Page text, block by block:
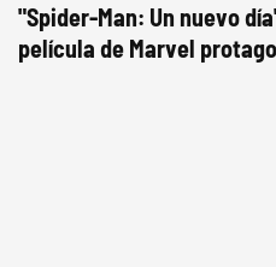
"Spider-Man: Un nuevo
película de Marvel